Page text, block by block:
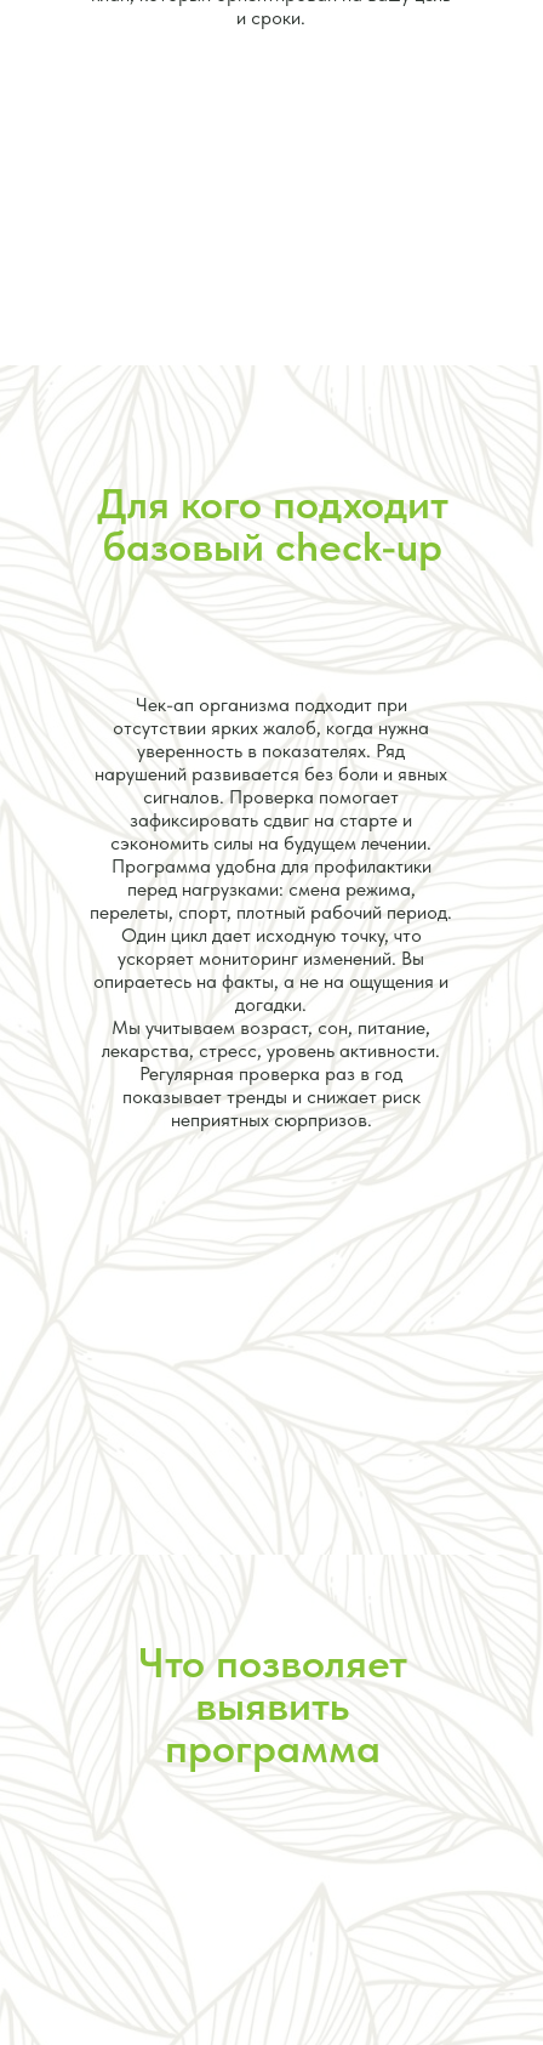
и сроки.
Для кого подходит
базовый check-up
Чек-ап организма подходит при
отсутствии ярких жалоб, когда нужна
уверенность в показателях. Ряд
нарушений развивается без боли и явных
сигналов. Проверка помогает
зафиксировать сдвиг на старте и
сэкономить силы на будущем лечении.
Программа удобна для профилактики
перед нагрузками: смена режима,
перелеты, спорт, плотный рабочий период.
Один цикл дает исходную точку, что
ускоряет мониторинг изменений. Вы
опираетесь на факты, а не на ощущения и
догадки.
Мы учитываем возраст, сон, питание,
лекарства, стресс, уровень активности.
Регулярная проверка раз в год
показывает тренды и снижает риск
неприятных сюрпризов.
Что позволяет
выявить
программа